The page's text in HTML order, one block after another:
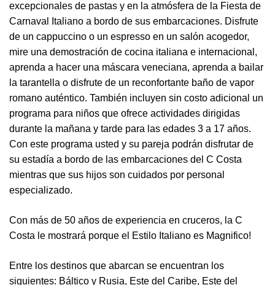
excepcionales de pastas y en la atmósfera de la Fiesta de
Carnaval Italiano a bordo de sus embarcaciones. Disfrute
de un cappuccino o un espresso en un salón acogedor,
mire una demostración de cocina italiana e internacional,
aprenda a hacer una máscara veneciana, aprenda a bailar
la tarantella o disfrute de un reconfortante baño de vapor
romano auténtico. También incluyen sin costo adicional un
programa para niños que ofrece actividades dirigidas
durante la mañana y tarde para las edades 3 a 17 años.
Con este programa usted y su pareja podrán disfrutar de
su estadía a bordo de las embarcaciones del C Costa
mientras que sus hijos son cuidados por personal
especializado.
Con más de 50 años de experiencia en cruceros, la C
Costa le mostrará porque el Estilo Italiano es Magnifico!
Entre los destinos que abarcan se encuentran los
siguientes: Báltico y Rusia, Este del Caribe, Este del